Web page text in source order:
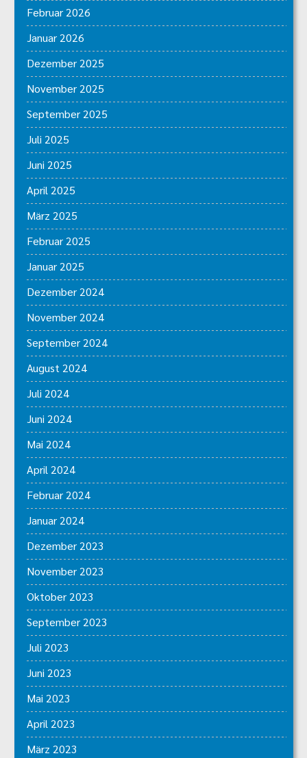
Februar 2026
Januar 2026
Dezember 2025
November 2025
September 2025
Juli 2025
Juni 2025
April 2025
März 2025
Februar 2025
Januar 2025
Dezember 2024
November 2024
September 2024
August 2024
Juli 2024
Juni 2024
Mai 2024
April 2024
Februar 2024
Januar 2024
Dezember 2023
November 2023
Oktober 2023
September 2023
Juli 2023
Juni 2023
Mai 2023
April 2023
März 2023